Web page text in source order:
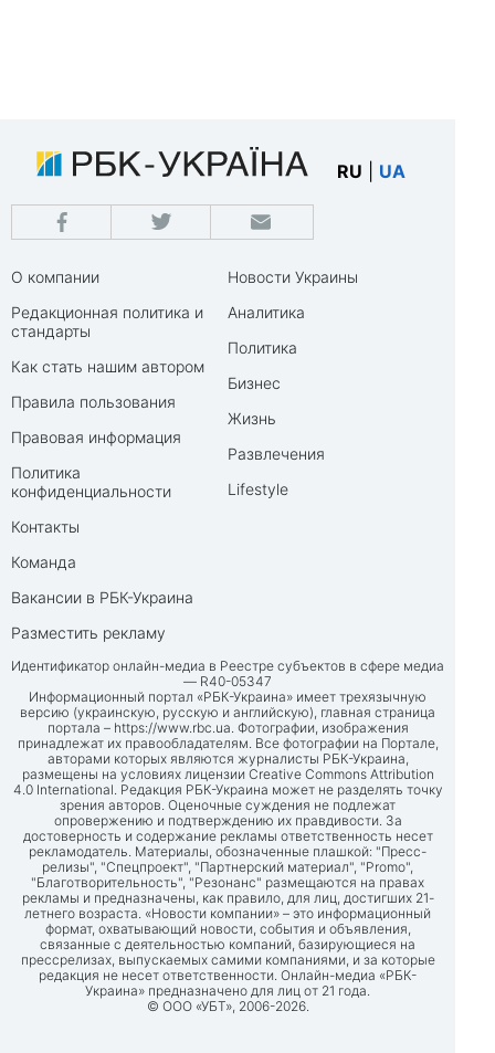
RU UA
О компании
Редакционная политика и
стандарты
Как стать нашим автором
Правила пользования
Правовая информация
Политика
конфиденциальности
Контакты
Команда
Вакансии в РБК-Украина
Разместить рекламу
Новости Украины
Аналитика
Политика
Бизнес
Жизнь
Развлечения
Lifestyle
Идентификатор онлайн-медиа в Реестре субъектов в сфере медиа
— R40-05347
Информационный портал «РБК-Украина» имеет трехязычную
версию (украинскую, русскую и английскую), главная страница
портала – https://www.rbc.ua. Фотографии, изображения
принадлежат их правообладателям. Все фотографии на Портале,
авторами которых являются журналисты РБК-Украина,
размещены на условиях лицензии Creative Commons Attribution
4.0 International. Редакция РБК-Украина может не разделять точку
зрения авторов. Оценочные суждения не подлежат
опровержению и подтверждению их правдивости. За
достоверность и содержание рекламы ответственность несет
рекламодатель. Материалы, обозначенные плашкой: "Пресс-
релизы", "Спецпроект", "Партнерский материал", "Promo",
"Благотворительность", "Резонанс" размещаются на правах
рекламы и предназначены, как правило, для лиц, достигших 21-
летнего возраста. «Новости компании» – это информационный
формат, охватывающий новости, события и объявления,
связанные с деятельностью компаний, базирующиеся на
прессрелизах, выпускаемых самими компаниями, и за которые
редакция не несет ответственности. Онлайн-медиа «РБК-
Украина» предназначено для лиц от 21 года.
© ООО «УБТ», 2006-2026.